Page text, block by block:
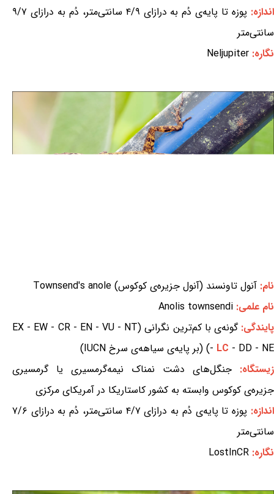
اندازه:
پوزه تا پایه‌ی دُم به درازای ۴/۹ سانتی‌متر، دُم به درازای ۹/۷
سانتی‌متر
نگاره: Neljupiter
نام: آنول تاونسند (آنول جزیره‌ی کوکوس) Townsend's anole
نام علمی: Anolis townsendi
پایندگی:
گونه‌ی با کم‌ترین نگرانی (EX - EW - CR - EN - VU - NT
- LC - DD - NE) (بر پایه‌ی سیاهه‌ی سرخ IUCN)
زیستگاه: جنگل‌های دشت نمناک نیمه‌گرمسیری یا گرمسیری
جزیره‌ی کوکوس وابسته به کشور کاستاریکا در آمریکای مرکزی
اندازه:
پوزه تا پایه‌ی دُم به درازای ۴/۷ سانتی‌متر، دُم به درازای ۷/۶
سانتی‌متر
نگاره: LostInCR